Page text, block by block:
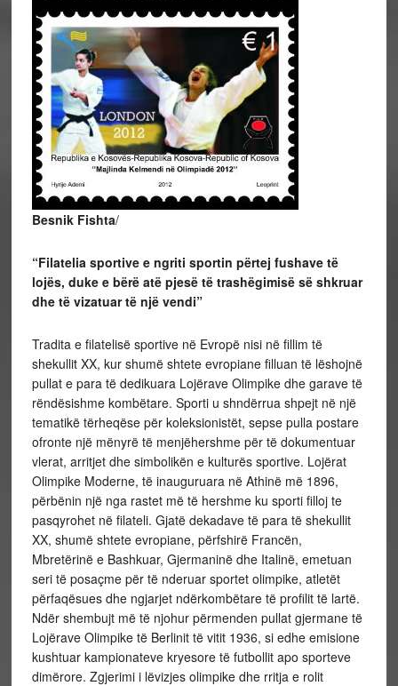
Besnik Fishta/
“Filatelia sportive e ngriti sportin përtej fushave të
lojës, duke e bërë atë pjesë të trashëgimisë së shkruar
dhe të vizatuar të një vendi”
Tradita e filatelisë sportive në Evropë nisi në fillim të
shekullit XX, kur shumë shtete evropiane filluan të lëshojnë
pullat e para të dedikuara Lojërave Olimpike dhe garave të
rëndësishme kombëtare. Sporti u shndërrua shpejt në një
tematikë tërheqëse për koleksionistët, sepse pulla postare
ofronte një mënyrë të menjëhershme për të dokumentuar
vlerat, arritjet dhe simbolikën e kulturës sportive. Lojërat
Olimpike Moderne, të inauguruara në Athinë më 1896,
përbënin një nga rastet më të hershme ku sporti filloj te
pasqyrohet në filateli. Gjatë dekadave të para të shekullit
XX, shumë shtete evropiane, përfshirë Francën,
Mbretërinë e Bashkuar, Gjermaninë dhe Italinë, emetuan
seri të posaçme për të nderuar sportet olimpike, atletët
përfaqësues dhe ngjarjet ndërkombëtare të profilit të lartë.
Ndër shembujt më të njohur përmenden pullat gjermane të
Lojërave Olimpike të Berlinit të vitit 1936, si edhe emisione
kushtuar kampionateve kryesore të futbollit apo sporteve
dimërore. Zgjerimi i lëvizjes olimpike dhe rritja e rolit